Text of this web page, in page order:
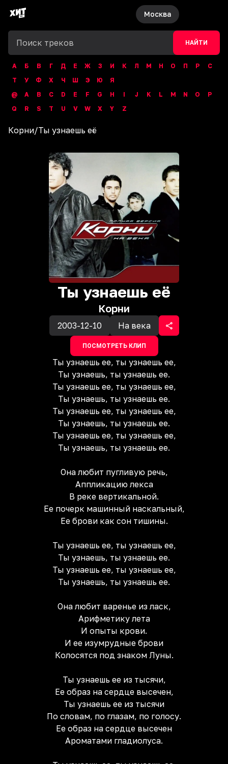
Москва
НАЙТИ
А Б В Г Д Е Ж З И К Л М Н О П Р
С
Т
У Ф Х Ч Ш Э Ю
Я
@
A B C D E F G H I J K L M N O
P
Q
R S T U V W X Y Z
Корни/Ты узнаешь её
Ты узнаешь её
Корни
2003-12-10 На века
ПОСМОТРЕТЬ КЛИП
Ты узнаешь ее, ты узнаешь ее,
Ты узнаешь, ты узнаешь ее.
Ты узнаешь ее, ты узнаешь ее,
Ты узнаешь, ты узнаешь ее.
Ты узнаешь ее, ты узнаешь ее,
Ты узнаешь, ты узнаешь ее.
Ты узнаешь ее, ты узнаешь ее,
Ты узнаешь, ты узнаешь ее.
Она любит пугливую речь,
Аппликацию лекса
В реке вертикальной.
Ее почерк машинный наскальный,
Ее брови как сон тишины.
Ты узнаешь ее, ты узнаешь ее,
Ты узнаешь, ты узнаешь ее.
Ты узнаешь ее, ты узнаешь ее,
Ты узнаешь, ты узнаешь ее.
Она любит варенье из ласк,
Арифметику лета
И опыты крови.
И ее изумрудные брови
Колосятся под знаком Луны.
Ты узнаешь ее из тысячи,
Ее образ на сердце высечен,
Ты узнаешь ее из тысячи
По словам, по глазам, по голосу.
Ее образ на сердце высечен
Ароматами гладиолуса.